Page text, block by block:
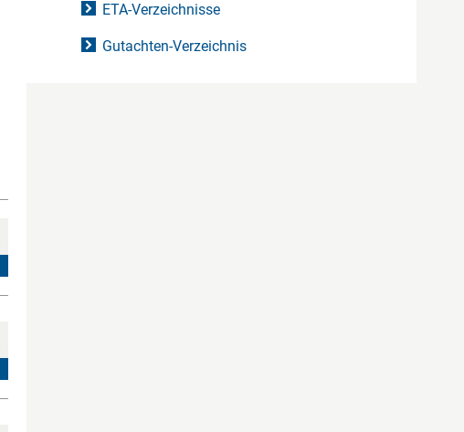
ETA-Verzeichnisse
Gutachten-Verzeichnis